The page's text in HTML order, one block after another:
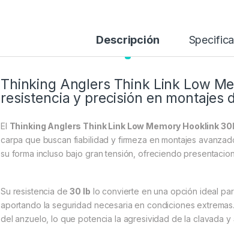
Descripción
Thinking Anglers Think Link Low
resistencia y precisión en montajes
El Thinking Anglers Think Link Low Memory Hooklink
carpa que buscan fiabilidad y firmeza en montajes
su forma incluso bajo gran tensión, ofreciendo
Su resistencia de30 lb lo convierte en una opción ideal
aportando la seguridad necesaria en condiciones
del anzuelo, lo que potencia la agresividad de la clavada y